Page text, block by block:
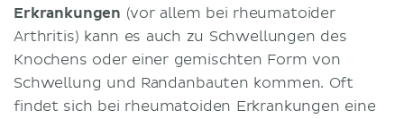
Erkrankungen (vor allem bei rheumatoider
Arthritis) kann es auch zu Schwellungen des
Knochens oder einer gemischten Form von
Schwellung und Randanbauten kommen. Oft
findet sich bei rheumatoiden Erkrankungen eine